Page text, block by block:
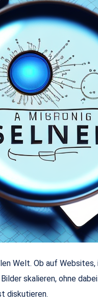
Welt. Ob auf
skalieren, ohne
diskutieren.